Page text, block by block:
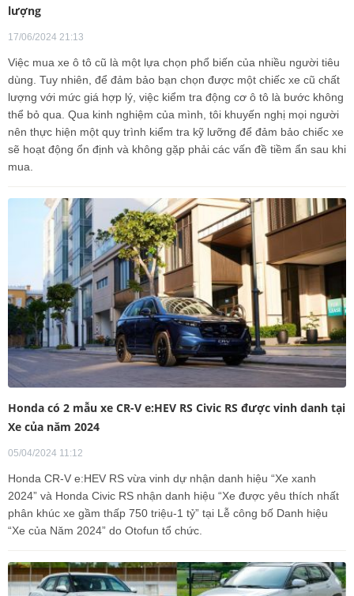
lượng
17/06/2024 21:13
Việc mua xe ô tô cũ là một lựa chọn phổ biến của nhiều người tiêu
dùng. Tuy nhiên, để đảm bảo bạn chọn được một chiếc xe cũ chất
lượng với mức giá hợp lý, việc kiểm tra động cơ ô tô là bước không
thể bỏ qua. Qua kinh nghiệm của mình, tôi khuyến nghị mọi người
nên thực hiện một quy trình kiểm tra kỹ lưỡng để đảm bảo chiếc xe
sẽ hoạt động ổn định và không gặp phải các vấn đề tiềm ẩn sau khi
mua.
Honda có 2 mẫu xe CR-V e:HEV RS Civic RS được vinh danh tại
Xe của năm 2024
05/04/2024 11:12
Honda CR-V e:HEV RS vừa vinh dự nhận danh hiệu “Xe xanh
2024” và Honda Civic RS nhận danh hiệu “Xe được yêu thích nhất
phân khúc xe gầm thấp 750 triệu-1 tỷ” tại Lễ công bố Danh hiệu
“Xe của Năm 2024” do Otofun tổ chức.